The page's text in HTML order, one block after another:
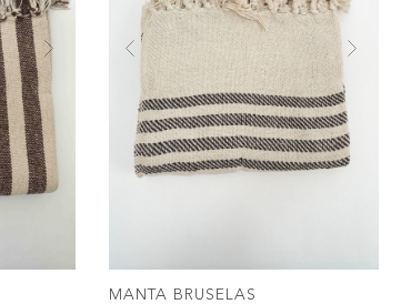
Previous
MANTA BRUSELAS